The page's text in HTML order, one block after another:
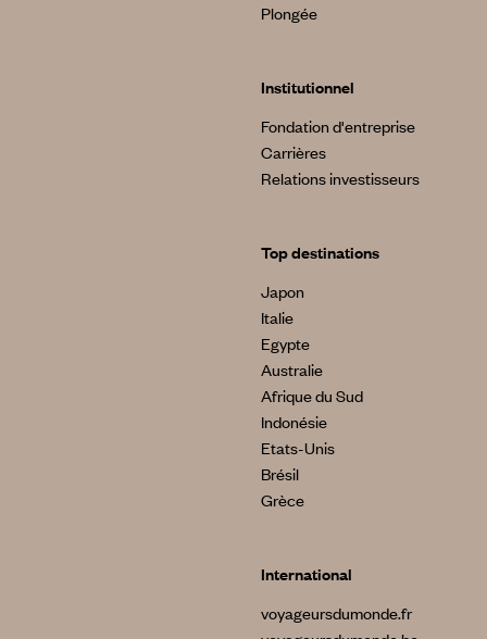
Plongée
Institutionnel
Fondation d'entreprise
Carrières
Relations investisseurs
Top destinations
Japon
Italie
Egypte
Australie
Afrique du Sud
Indonésie
Etats-Unis
Brésil
Grèce
International
voyageursdumonde.fr